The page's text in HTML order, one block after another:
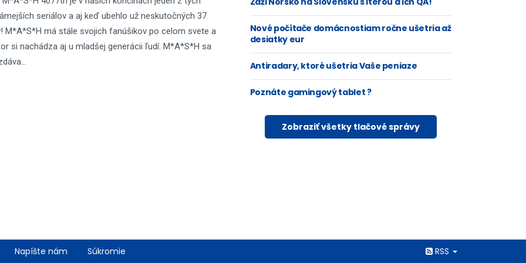
seriálov a aj keď ubehlo už neskutočných 37
M*A*S*H má stále svojich fanúšikov po celom svete a
si nachádza aj u mladšej generácii ľudí. M*A*S*H sa
Nové počítače domácnostiam ročne ušetria až
desiatky eur
Antiradary, ktoré ušetria Vaše peniaze
Poznáte gamingový tablet ?
Zobraziť všetky tlačové správy
Napíšte nám Súkromie RSS